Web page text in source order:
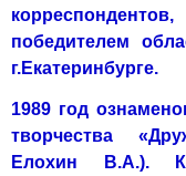
победителем
г.Екатеринбурге.
1989 год
творчества
Елохин В.А.).